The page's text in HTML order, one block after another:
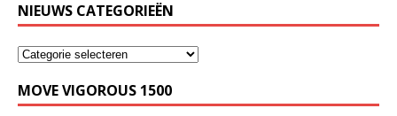
NIEUWS CATEGORIEËN
MOVE VIGOROUS 1500